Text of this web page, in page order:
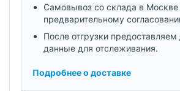
Самовывоз со склада в
предварительному
После отгрузки
данные для отслеживания.
Подробнее о доставке